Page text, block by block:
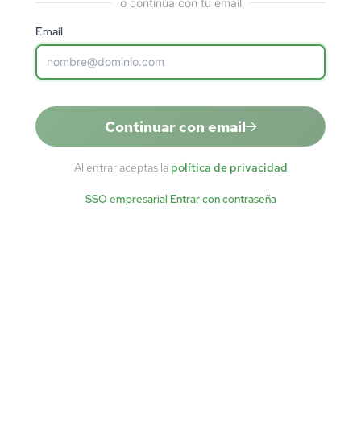
o continúa con tu email
Email
Continuar con email
Al entrar aceptas la política de privacidad
SSO empresarial·Entrar con contraseña